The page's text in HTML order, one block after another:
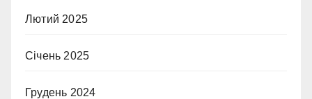
Лютий 2025
Січень 2025
Грудень 2024